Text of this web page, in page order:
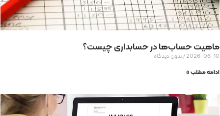
ماهیت حساب‌ها در حسابداری چیست؟
2026-06-10 بدون دیدگاه
ادامه مطلب »